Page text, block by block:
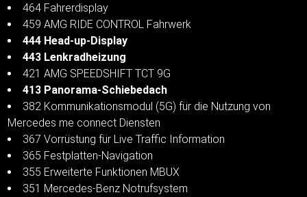
464 Fahrerdisplay
459 AMG RIDE CONTROL Fahrwerk
444 Head-up-Display
443 Lenkradheizung
421 AMG SPEEDSHIFT TCT 9G
413 Panorama-Schiebedach
382 Kommunikationsmodul (5G) für die Nutzung von
Mercedes me connect Diensten
367 Vorrüstung für Live Traffic Information
365 Festplatten-Navigation
355 Erweiterte Funktionen MBUX
351 Mercedes-Benz Notrufsystem